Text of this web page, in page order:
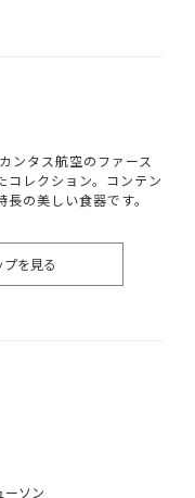
ンタス航空のファース
コレクション。コンテン
の美しい食器です。
を見る
ーソン